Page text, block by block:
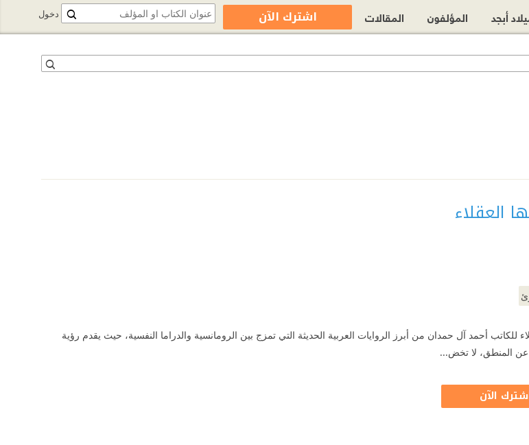
العقلاء
للكاتب أحمد آل حمدان من أبرز الروايات العربية الحديثة التي تمزج بين الرومانسية والدراما النفسية، حيث يقدم رؤية
عن المنطق، لا تخض...
الآن
دخول أبجد المؤلفون المقالات اشترك الآن